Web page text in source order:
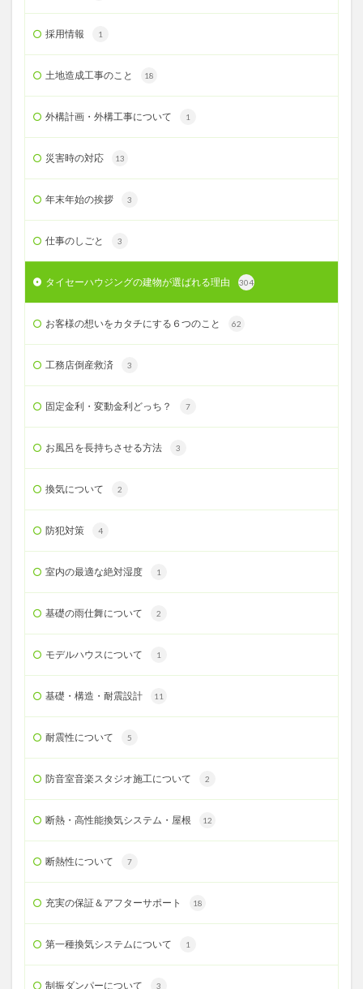
採用情報 1
土地造成工事のこと 18
外構計画・外構工事について 1
災害時の対応 13
年末年始の挨拶 3
仕事のしごと 3
タイセーハウジングの建物が選ばれる理由 304
お客様の想いをカタチにする６つのこと 62
工務店倒産救済 3
固定金利・変動金利どっち？ 7
お風呂を長持ちさせる方法 3
換気について 2
防犯対策 4
室内の最適な絶対湿度 1
基礎の雨仕舞について 2
モデルハウスについて 1
基礎・構造・耐震設計 11
耐震性について 5
防音室音楽スタジオ施工について 2
断熱・高性能換気システム・屋根 12
断熱性について 7
充実の保証＆アフターサポート 18
第一種換気システムについて 1
制振ダンパーについて 3